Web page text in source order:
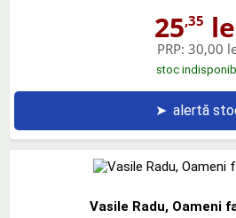
25,35
PRP: 30,00
stoc
➤ alertă
Vasile Radu, Oameni